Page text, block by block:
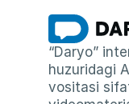
“Daryo”
huzuridagi
vositasi